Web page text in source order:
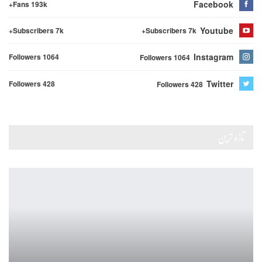
Facebook
Fans 193k+
Youtube
Subscribers 7k+
Subscribers 7k+
Instagram
Followers 1064
Followers 1064
Twitter
Followers 428
Followers 428